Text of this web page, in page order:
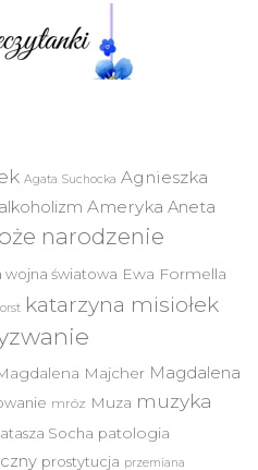
Agata Suchocka Agnieszka
alkoholizm Ameryka Aneta
narodzenie
wojna światowa Ewa Formella
katarzyna misiołek
Majcher Magdalena
mróz Muza muzyka
Socha patologia
prostytucja przemiana